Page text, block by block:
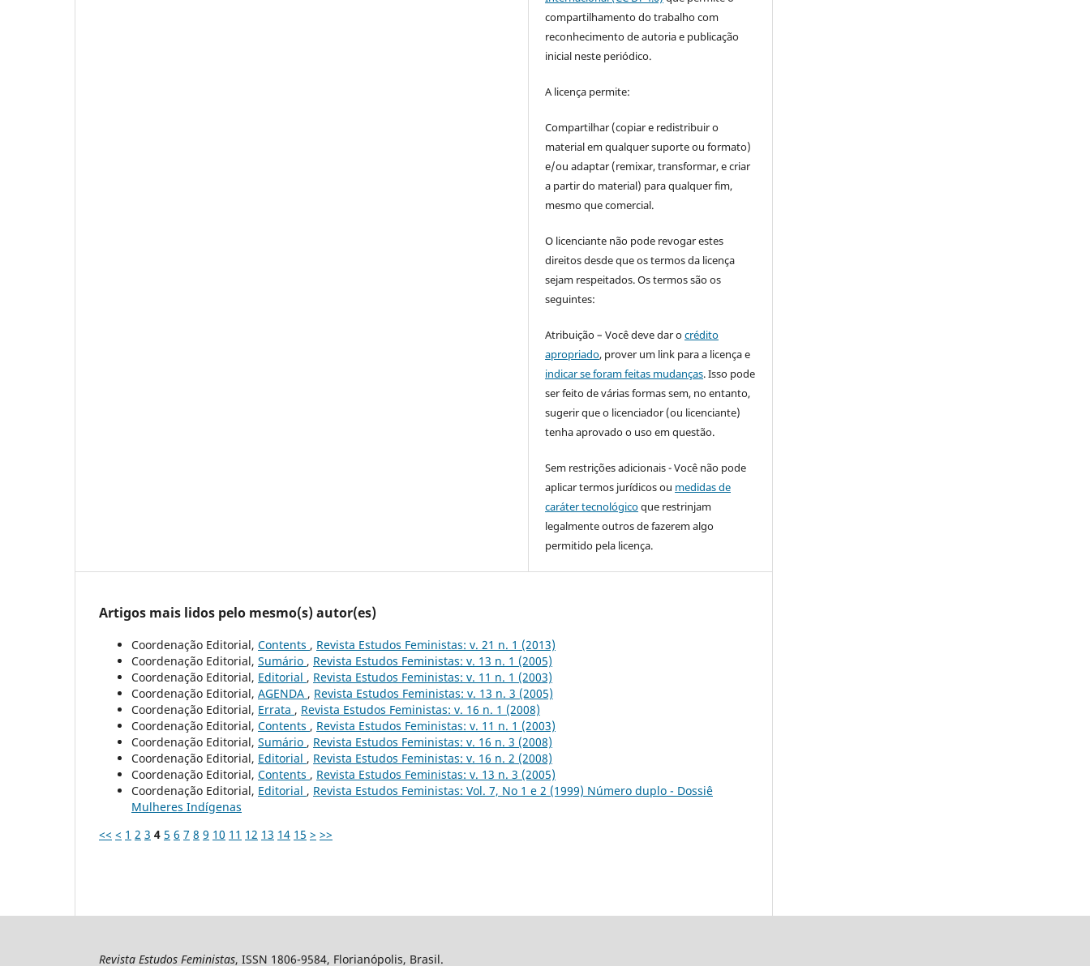
compartilhamento do trabalho com
reconhecimento de autoria e publicação
inicial neste periódico.
A licença permite:
Compartilhar (copiar e redistribuir o
material em qualquer suporte ou formato)
e/ou adaptar (remixar, transformar, e criar
a partir do material) para qualquer fim,
mesmo que comercial.
O licenciante não pode revogar estes
direitos desde que os termos da licença
sejam respeitados. Os termos são os
seguintes:
Atribuição – Você deve dar ocrédito
apropriado, prover um link para a licença e
indicar se foram feitas mudanças. Isso pode
ser feito de várias formas sem, no entanto,
sugerir que o licenciador (ou licenciante)
tenha aprovado o uso em questão.
Sem restrições adicionais - Você não pode
aplicar termos jurídicos ou medidas de
caráter tecnológicoque restrinjam
legalmente outros de fazerem algo
permitido pela licença.
Artigos mais lidos pelo mesmo(s) autor(es)
Coordenação Editorial, Contents , Revista Estudos Feministas: v. 21 n. 1 (2013)
Coordenação Editorial, Sumário , Revista Estudos Feministas: v. 13 n. 1 (2005)
Coordenação Editorial, Editorial , Revista Estudos Feministas: v. 11 n. 1 (2003)
Coordenação Editorial, AGENDA , Revista Estudos Feministas: v. 13 n. 3 (2005)
Coordenação Editorial, Errata , Revista Estudos Feministas: v. 16 n. 1 (2008)
Coordenação Editorial, Contents , Revista Estudos Feministas: v. 11 n. 1 (2003)
Coordenação Editorial, Sumário , Revista Estudos Feministas: v. 16 n. 3 (2008)
Coordenação Editorial, Editorial , Revista Estudos Feministas: v. 16 n. 2 (2008)
Coordenação Editorial, Contents , Revista Estudos Feministas: v. 13 n. 3 (2005)
Coordenação Editorial, Editorial , Revista Estudos Feministas: Vol. 7, No 1 e 2 (1999) Número duplo - Dossiê
Mulheres Indígenas
<< < 1 2 3 4 5 6 7 8 9 10 11 12 13 14 15 > >>
Revista Estudos Feministas, ISSN 1806-9584, Florianópolis, Brasil.